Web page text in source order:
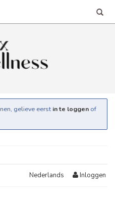
gelieve eerst in te loggen of
Nederlands Inloggen